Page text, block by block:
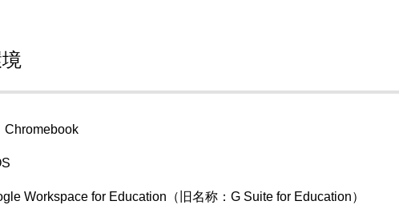
Workspace for Education（旧名称：G Suite for Education）